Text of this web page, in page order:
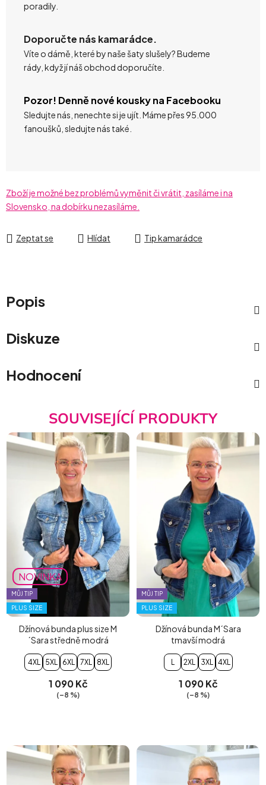
poradily.
Doporučte nás kamarádce.
Víte o dámě, které by naše šaty slušely? Budeme
rády, když jí náš obchod doporučíte.
Pozor! Denně nové kousky na Facebooku
Sledujte nás, nenechte si je ujít. Máme přes 95.000
fanoušků, sledujte nás také.
Zboží je možné bez problémů vyměnit či vrátit, zasíláme i na
Slovensko, na dobírku nezasíláme.
Zeptat se Hlídat Tip kamarádce
Popis
Diskuze
Hodnocení
SOUVISEJÍCÍ PRODUKTY
NOVINKA
MŮJ TIP
PLUS SIZE
Džínová bunda plus size M
´Sara středně modrá
4XL 5XL 6XL 7XL 8XL
1 090 Kč
(–8 %)
MŮJ TIP
PLUS SIZE
Džínová bunda M´Sara
tmavší modrá
L 2XL 3XL 4XL
1 090 Kč
(–8 %)